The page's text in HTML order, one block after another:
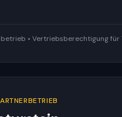
• Vertriebsberechtigung